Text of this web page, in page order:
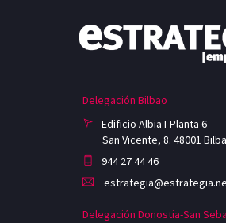
Delegación Bilbao
Edificio Albia I-Planta 6
San Vicente, 8. 48001
944 27 44 46
Delegación Donostia-San